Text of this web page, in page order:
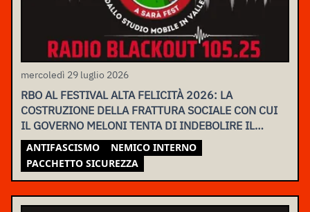
mercoledì 29 luglio 2026
RBO AL FESTIVAL ALTA FELICITÀ 2026: LA
COSTRUZIONE DELLA FRATTURA SOCIALE CON CUI
IL GOVERNO MELONI TENTA DI INDEBOLIRE IL
MOVIMENTO
ANTIFASCISMO
NEMICO INTERNO
PACCHETTO SICUREZZA